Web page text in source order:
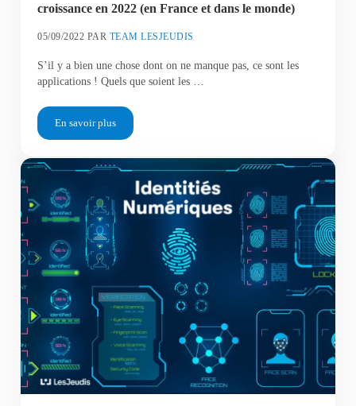
croissance en 2022 (en France et dans le monde)
05/09/2022 PAR TEAM LESJEUDIS
S’il y a bien une chose dont on ne manque pas, ce sont les
applications ! Quels que soient les …
En savoir plusLes dix applications qui connaîtront la plus forte croissance en